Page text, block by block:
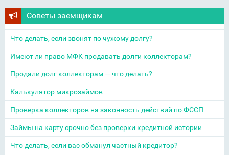
Советы заемщикам
Что делать, если звонят по чужому долгу?
Имеют ли право МФК продавать долги коллекторам?
Продали долг коллекторам — что делать?
Калькулятор микрозаймов
Проверка коллекторов на законность действий по ФССП
Займы на карту срочно без проверки кредитной истории
Что делать, если вас обманул частный кредитор?